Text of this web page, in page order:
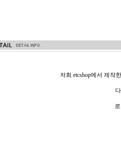
저희 etcshop에서 제작